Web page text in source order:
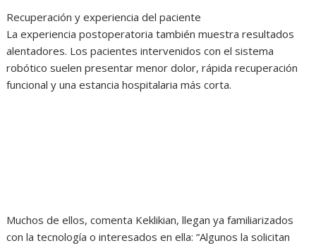
Recuperación y experiencia del paciente
La experiencia postoperatoria también muestra resultados
alentadores. Los pacientes intervenidos con el sistema
robótico suelen presentar menor dolor, rápida recuperación
funcional y una estancia hospitalaria más corta.
Muchos de ellos, comenta Keklikian, llegan ya familiarizados
con la tecnología o interesados en ella: “Algunos la solicitan